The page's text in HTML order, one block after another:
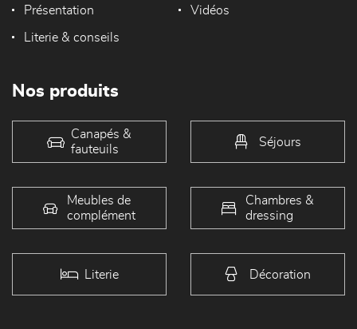
Présentation Vidéos
Literie & conseils
Nos produits
Canapés &
fauteuils
Séjours
Meubles de
complément
Chambres &
dressing
Literie Décoration